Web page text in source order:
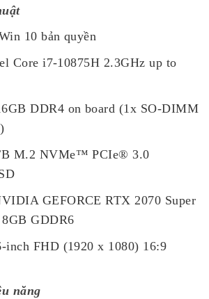
10 bản quyền
Core i7-10875H 2.3GHz up to
DDR4 on board (1x SO-DIMM
M.2 NVMe™ PCIe® 3.0
GEFORCE RTX 2070 Super
GDDR6
inch FHD (1920 x 1080) 16:9
năng